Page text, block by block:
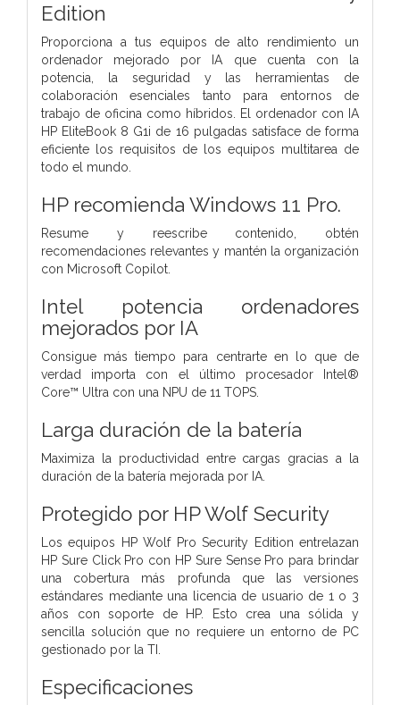
Edition
Proporciona a tus equipos de alto rendimiento un
ordenador mejorado por IA que cuenta con la
potencia, la seguridad y las herramientas de
colaboración esenciales tanto para entornos de
trabajo de oficina como híbridos. El ordenador con IA
HP EliteBook 8 G1i de 16 pulgadas satisface de forma
eficiente los requisitos de los equipos multitarea de
todo el mundo.
HP recomienda Windows 11 Pro.
Resume y reescribe contenido, obtén
recomendaciones relevantes y mantén la organización
con Microsoft Copilot.
Intel potencia ordenadores
mejorados por IA
Consigue más tiempo para centrarte en lo que de
verdad importa con el último procesador Intel®
Core™ Ultra con una NPU de 11 TOPS.
Larga duración de la batería
Maximiza la productividad entre cargas gracias a la
duración de la batería mejorada por IA.
Protegido por HP Wolf Security
Los equipos HP Wolf Pro Security Edition entrelazan
HP Sure Click Pro con HP Sure Sense Pro para brindar
una cobertura más profunda que las versiones
estándares mediante una licencia de usuario de 1 o 3
años con soporte de HP. Esto crea una sólida y
sencilla solución que no requiere un entorno de PC
gestionado por la TI.
Especificaciones